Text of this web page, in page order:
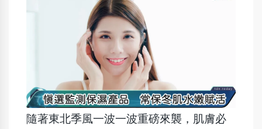
隨著東北季風一波一波重磅來襲，肌膚必